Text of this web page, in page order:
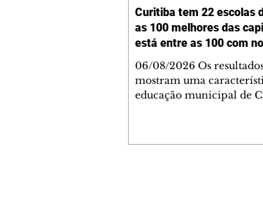
Curitiba tem 22 escolas
as 100 melhores das
está entre as 100 com
06/08/2026 Os
mostram uma
educação municipal de